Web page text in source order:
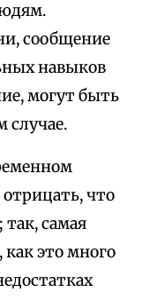
сообщение
навыков
могут быть
случае.
что
самая
это много